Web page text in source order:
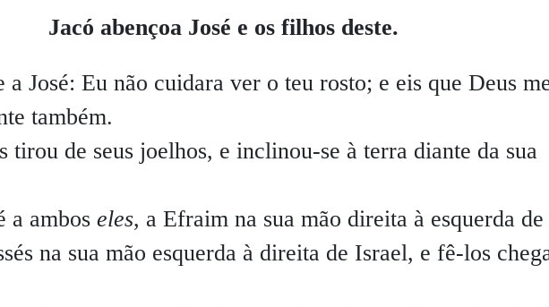
Jacó abençoa José e os filhos deste.
a José: Eu não cuidara ver o teu rosto; e eis que Deus
também.
tirou de seus joelhos, e inclinou-se à terra diante da sua
a ambos eles, a Efraim na sua mão direita à esquerda de
na sua mão esquerda à direita de Israel, e fê-los